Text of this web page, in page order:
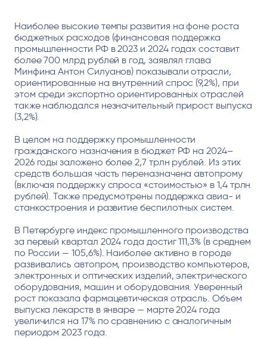
Наиболее высокие темпы развития на фоне роста
бюджетных расходов (финансовая поддержка
промышленности РФ в 2023 и 2024 годах составит
более 700 млрд рублей в год, заявлял глава
Минфина Антон Силуанов) показывали отрасли,
ориентированные на внутренний спрос (9,2%), при
этом среди экспортно ориентированных отраслей
также наблюдался незначительный прирост выпуска
(3,2%).
В целом на поддержку промышленности
гражданского назначения в бюджет РФ на 2024–
2026 годы заложено более 2,7 трлн рублей. Из этих
средств большая часть переназначена автопрому
(включая поддержку спроса «стоимостью» в 1,4 трлн
рублей). Также предусмотрены поддержка авиа- и
станкостроения и развитие беспилотных систем.
В Петербурге индекс промышленного производства
за первый квартал 2024 года достиг 111,3% (в среднем
по России — 105,6%). Наиболее активно в городе
развивались автопром, производство компьютеров,
электронных и оптических изделий, электрического
оборудования, машин и оборудования. Уверенный
рост показала фармацевтическая отрасль. Объем
выпуска лекарств в январе — марте 2024 года
увеличился на 17% по сравнению с аналогичным
периодом 2023 года.